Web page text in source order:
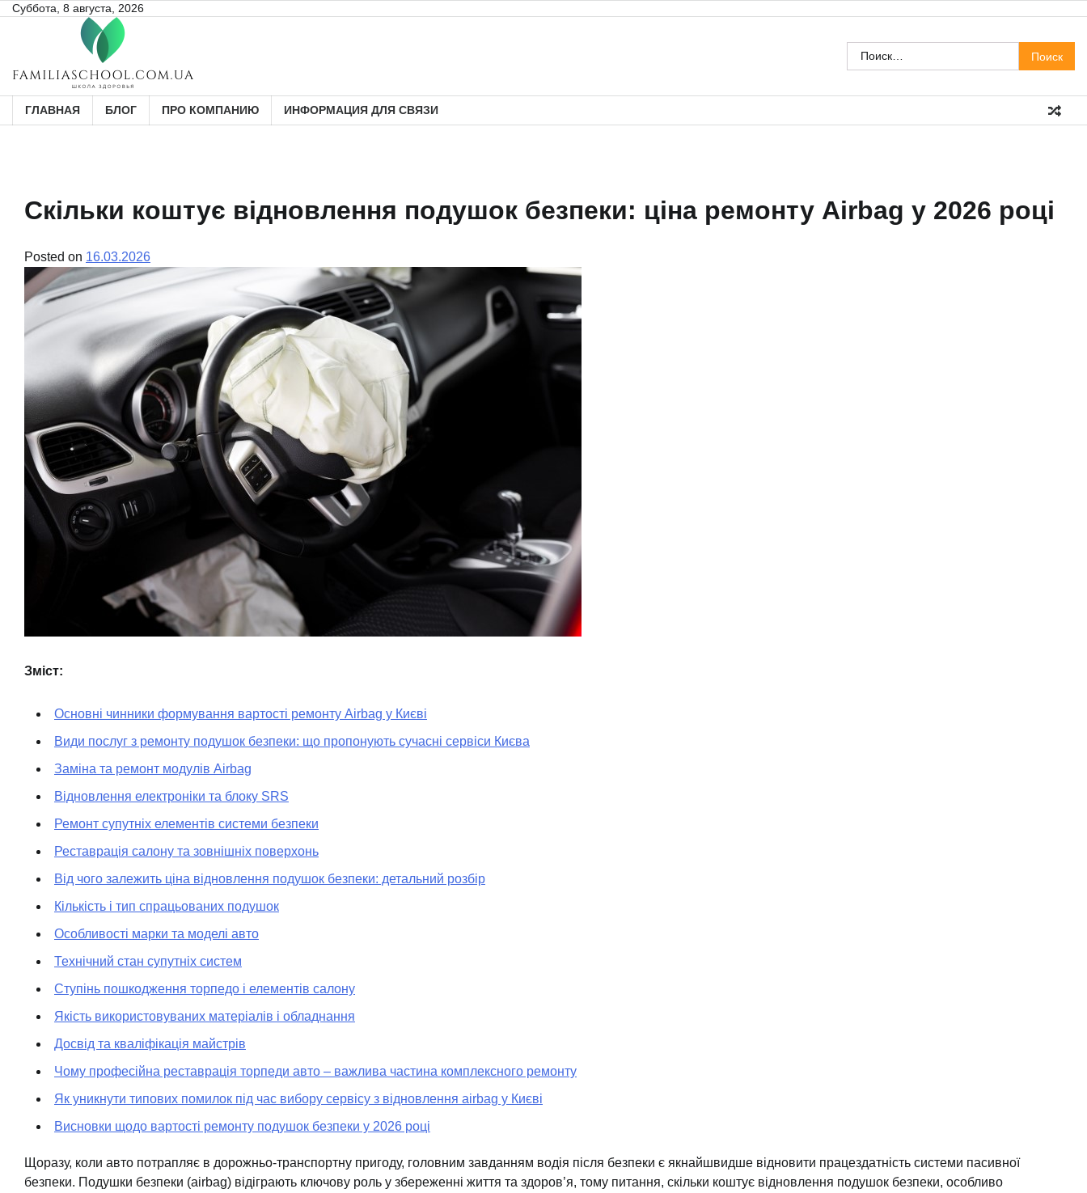
SkipСуббота, 8 августа, 2026
Найти:
ГЛАВНАЯ БЛОГ ПРО КОМПАНИЮ ИНФОРМАЦИЯ ДЛЯ СВЯЗИ
Скільки коштує відновлення подушок безпеки: ціна ремонту Airbag у 2026 році
Posted on 16.03.2026
Зміст:
Основні чинники формування вартості ремонту Airbag у Києві
Види послуг з ремонту подушок безпеки: що пропонують сучасні сервіси Києва
Заміна та ремонт модулів Airbag
Відновлення електроніки та блоку SRS
Ремонт супутніх елементів системи безпеки
Реставрація салону та зовнішніх поверхонь
Від чого залежить ціна відновлення подушок безпеки: детальний розбір
Кількість і тип спрацьованих подушок
Особливості марки та моделі авто
Технічний стан супутніх систем
Ступінь пошкодження торпедо і елементів салону
Якість використовуваних матеріалів і обладнання
Досвід та кваліфікація майстрів
Чому професійна реставрація торпеди авто – важлива частина комплексного ремонту
Як уникнути типових помилок під час вибору сервісу з відновлення airbag у Києві
Висновки щодо вартості ремонту подушок безпеки у 2026 році
Щоразу, коли авто потрапляє в дорожньо-транспортну пригоду, головним завданням водія після безпеки є якнайшвидше відновити працездатність системи пасивної
безпеки. Подушки безпеки (airbag) відіграють ключову роль у збереженні життя та здоров’я, тому питання, скільки коштує відновлення подушок безпеки, особливо